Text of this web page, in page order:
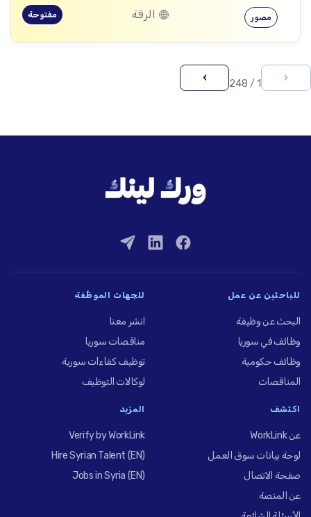
مصور الرقة مفتوحة
‹
1 / 248
›
للباحثين عن عمل
البحث عن وظيفة
وظائف في سوريا
وظائف حكومية
المناقصات
للجهات الموظِّفة
انشر معنا
مناقصات سوريا
توظيف كفاءات سورية
لوكالات التوظيف
اكتشف
عن WorkLink
لوحة بيانات سوق العمل
صفحة الاتصال
عن المنصة
المزيد
Verify by WorkLink
Hire Syrian Talent (EN)
Jobs in Syria (EN)